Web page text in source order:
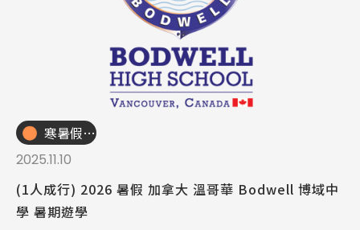
寒暑假遊學團
2025.11.10
(1人成行) 2026 暑假 加拿大 溫哥華 Bodwell 博域中
學 暑期遊學